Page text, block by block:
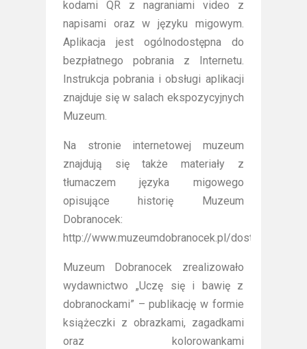
kodami QR z nagraniami video z
napisami oraz w języku migowym.
Aplikacja jest ogólnodostępna do
bezpłatnego pobrania z Internetu.
Instrukcja pobrania i obsługi aplikacji
znajduje się w salach ekspozycyjnych
Muzeum.
Na stronie internetowej muzeum
znajdują się także materiały z
tłumaczem języka migowego
opisujące historię Muzeum
Dobranocek:
http://www.muzeumdobranocek.pl/dostepnosc/
Muzeum Dobranocek zrealizowało
wydawnictwo „Uczę się i bawię z
dobranockami” – publikację w formie
książeczki z obrazkami, zagadkami
oraz kolorowankami